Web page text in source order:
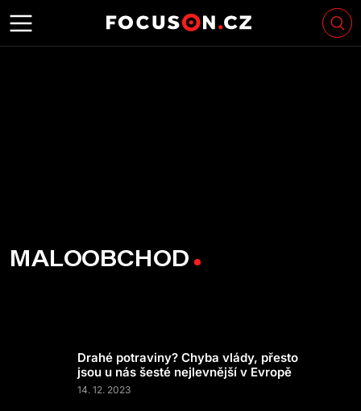
MALOOBCHOD
Drahé potraviny? Chyba vlády, přesto
jsou u nás šesté nejlevnější v Evropě
14. 12. 2023